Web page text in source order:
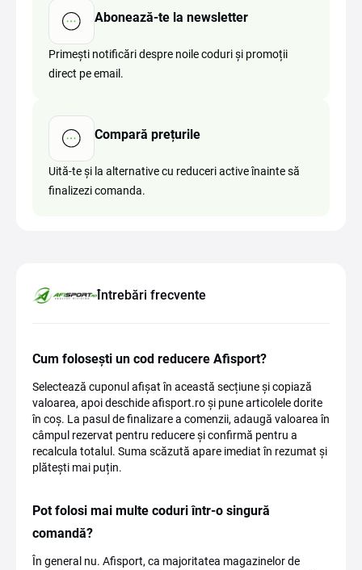
Abonează-te la newsletter
Primești notificări despre noile coduri și promoții
direct pe email.
Compară prețurile
Uită-te și la alternative cu reduceri active înainte să
finalizezi comanda.
Întrebări frecvente
Cum folosești un cod reducere Afisport?
Selectează cuponul afișat în această secțiune și copiază
valoarea, apoi deschide afisport.ro și pune articolele dorite
în coș. La pasul de finalizare a comenzii, adaugă valoarea în
câmpul rezervat pentru reducere și confirmă pentru a
recalcula totalul. Suma scăzută apare imediat în rezumat și
plătești mai puțin.
Pot folosi mai multe coduri într-o singură
comandă?
În general nu. Afisport, ca majoritatea magazinelor de